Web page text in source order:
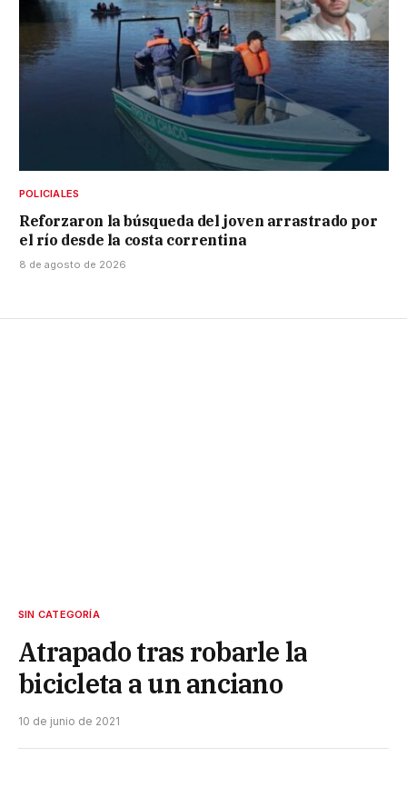
POLICIALES
Reforzaron la búsqueda del joven arrastrado por
el río desde la costa correntina
8 de agosto de 2026
SIN CATEGORÍA
Atrapado tras robarle la
bicicleta a un anciano
10 de junio de 2021